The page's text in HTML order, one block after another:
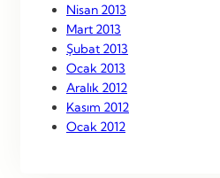
Nisan 2013
Mart 2013
Şubat 2013
Ocak 2013
Aralık 2012
Kasım 2012
Ocak 2012